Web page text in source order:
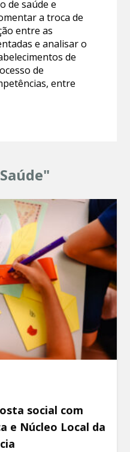
de saúde e
a troca de
entre as
e analisar o
de
de
entre
social com
e Núcleo Local da